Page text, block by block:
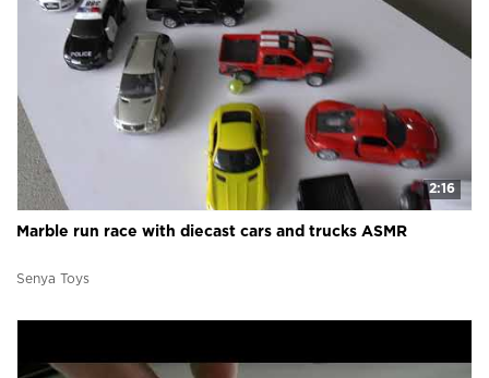
2:16
Marble run race with diecast cars and trucks ASMR
Senya Toys